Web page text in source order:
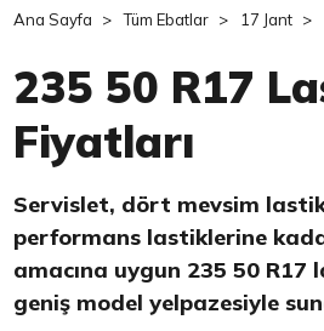
Ana Sayfa Tüm Ebatlar 17 Jant
235 50 R17
Fiyatları
Servislet, dört mevsim
performans lastiklerine
amacına uygun 235 50 R17
geniş model yelpazesiyle